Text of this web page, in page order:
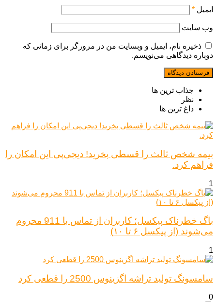
ایمیل *
وب‌ سایت
ذخیره نام، ایمیل و وبسایت من در مرورگر برای زمانی که
دوباره دیدگاهی می‌نویسم.
جذاب ترین ها
نظر
داغ ترین ها
بیمه شخص ثالث را قسطی بخرید! دیجی‌پی این امکان را
فراهم کرد.
1
باگ خطرناک پیکسل؛ کاربران از تماس با 911 محروم
می‌شوند (از پیکسل ۶ تا ۱۰)
1
سامسونگ تولید تراشه اگزینوس 2500 را قطعی کرد
0